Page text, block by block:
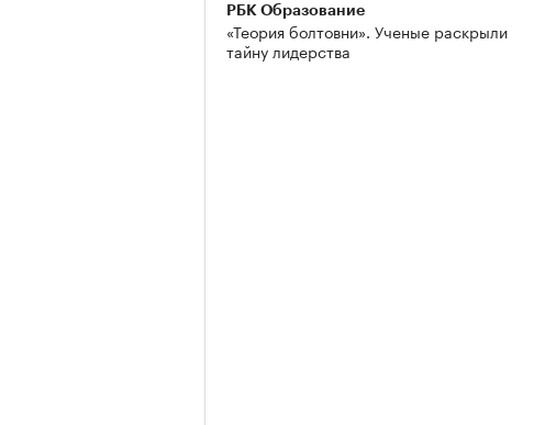
РБК Образование
«Теория болтовни». Ученые раскрыли
тайну лидерства